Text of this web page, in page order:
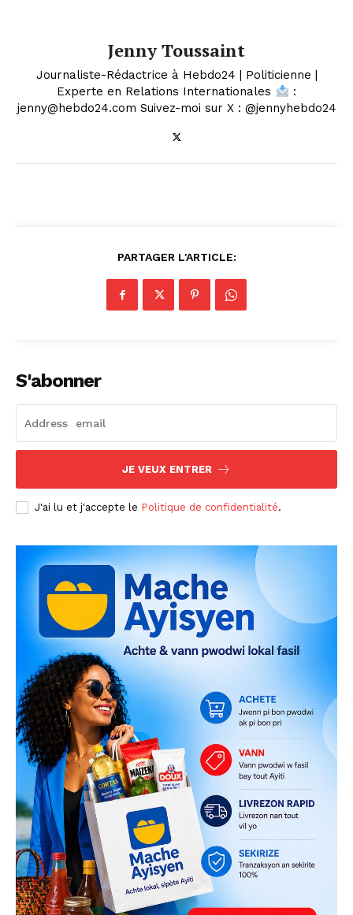
Jenny Toussaint
Journaliste-Rédactrice à Hebdo24 | Politicienne |
Experte en Relations Internationales
:
jenny@hebdo24.com Suivez-moi sur X : @jennyhebdo24
PARTAGER L'ARTICLE:
S'abonner
JE VEUX ENTRER
J'ai lu et j'accepte le Politique de confidentialité.